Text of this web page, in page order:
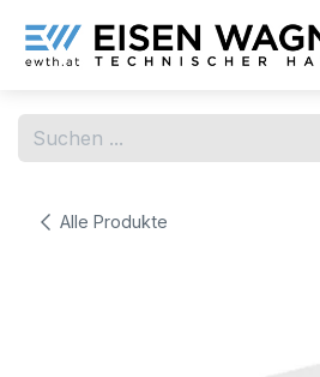
Alle Produkte